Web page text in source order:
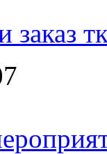
заказ